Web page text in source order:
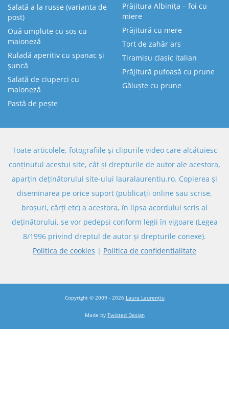
Salată a la russe (varianta de
post)
Ouă umplute cu sos cu
maioneză
Ruladă aperitiv cu spanac și
șuncă
Salată de ciuperci cu
maioneză
Pastă de pește
Prăjitura Albinița – foi cu
miere
Prăjitură cu mere
Tort de zahăr ars
Tiramisu clasic italian
Prăjitură pufoasă cu prune
Găluște cu prune
Toate articolele, fotografiile și clipurile video care alcătuiesc
conținutul acestui site, cât și drepturile de autor ale acestora,
aparțin deținătorului site-ului lauralaurentiu.ro. Copierea și
diseminarea pe orice suport (publicații online sau scrise,
broșuri, cărți etc) a acestora, în lipsa acordului scris al
deținătorului, se vor pedepsi conform legii în vigoare (Legea
8/1996 privind dreptul de autor și drepturile conexe).
Politica de cookies | Politica de confidentialitate
Copyright © 2009 - 2026 Laura Laurențiu
Made by Twisted Design